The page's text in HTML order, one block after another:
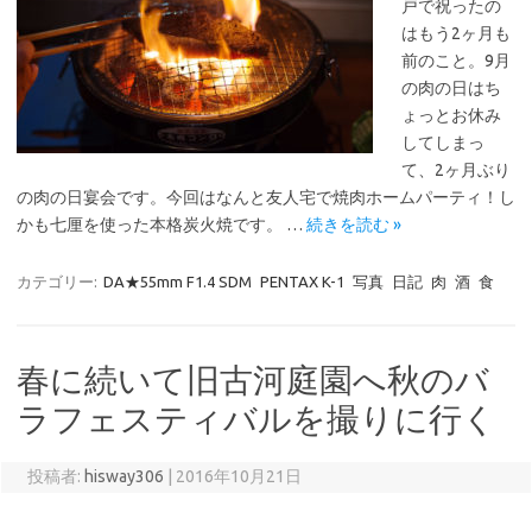
戸で祝ったの
はもう2ヶ月も
前のこと。9月
の肉の日はち
ょっとお休み
してしまっ
て、2ヶ月ぶり
の肉の日宴会です。今回はなんと友人宅で焼肉ホームパーティ！し
かも七厘を使った本格炭火焼です。 … 続きを読む »
カテゴリー: DA★55mm F1.4 SDM PENTAX K-1 写真 日記 肉 酒 食
春に続いて旧古河庭園へ秋のバ
ラフェスティバルを撮りに行く
投稿者: hisway306 2016年10月21日